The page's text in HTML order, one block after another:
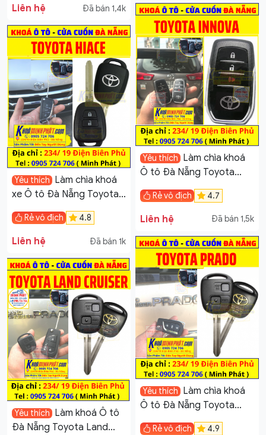
Liên hệ Đã bán 1,4k
Yêu thích Làm chìa khoá
Ô tô Đà Nẵng Toyota
Rẻ vô địch 4.7
Liên hệ Đã bán 1,5k
Yêu thích Làm chìa khoá
xe Ô tô Đà Nẵng Toyota
Hiace
Rẻ vô địch 4.8
Liên hệ Đã bán 1k
Yêu thích Làm chìa khoá
Ô tô Đà Nẵng Toyota
Land Cruiser
Rẻ vô địch 4.9
Yêu thích Làm khoá Ô tô
Đà Nẵng Toyota Land